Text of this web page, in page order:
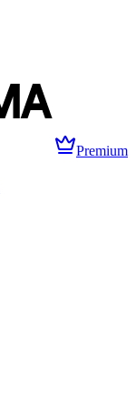
Premium